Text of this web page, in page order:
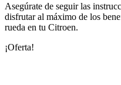
Asegúrate de seguir las
disfrutar al máximo de los
rueda en tu Citroen.
¡Oferta!